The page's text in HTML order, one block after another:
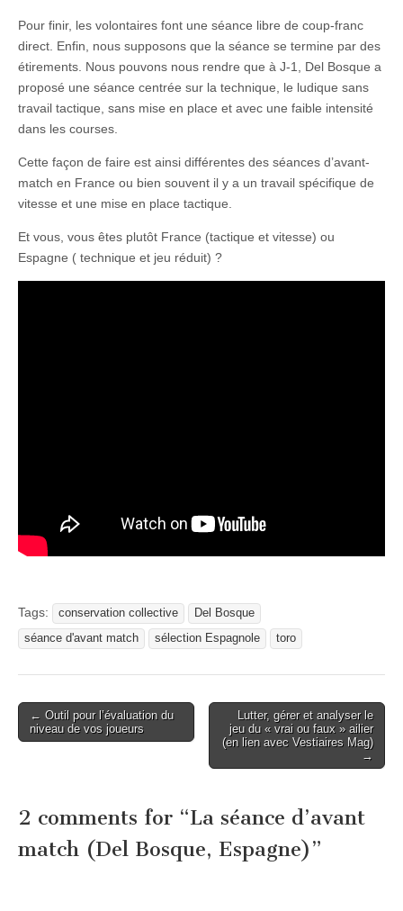
Pour finir, les volontaires font une séance libre de coup-franc
direct. Enfin, nous supposons que la séance se termine par des
étirements. Nous pouvons nous rendre que à J-1, Del Bosque a
proposé une séance centrée sur la technique, le ludique sans
travail tactique, sans mise en place et avec une faible intensité
dans les courses.
Cette façon de faire est ainsi différentes des séances d’avant-
match en France ou bien souvent il y a un travail spécifique de
vitesse et une mise en place tactique.
Et vous, vous êtes plutôt France (tactique et vitesse) ou
Espagne ( technique et jeu réduit) ?
Tags: conservation collective
Del Bosque
séance d'avant match
sélection Espagnole toro
Post
navigation
← Outil pour l’évaluation du
niveau de vos joueurs
Lutter, gérer et analyser le
jeu du « vrai ou faux » ailier
(en lien avec Vestiaires Mag)
→
2 comments for “La séance d’avant
match (Del Bosque, Espagne)”